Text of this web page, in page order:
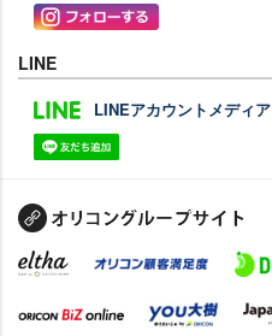
LINE
LINEアカウントメディア